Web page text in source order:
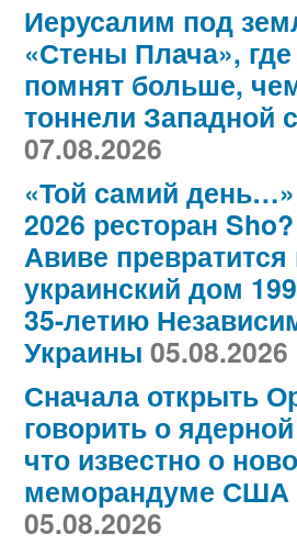
Иерусалим под
«Стены Плача»,
помнят больше,
тоннели Западной
07.08.2026
«Той самий
2026 ресторан
Авиве превратится
украинский дом
35-летию
Украины 05.08.2026
Сначала открыть
говорить о
что известно о
меморандуме США
05.08.2026